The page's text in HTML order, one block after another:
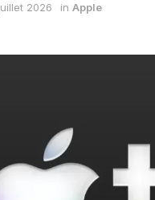
2026 in Apple